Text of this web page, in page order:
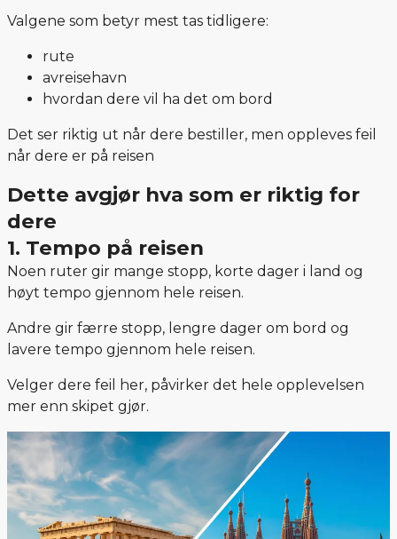
Valgene som betyr mest tas tidligere:
rute
avreisehavn
hvordan dere vil ha det om bord
Det ser riktig ut når dere bestiller, men oppleves feil
når dere er på reisen
Dette avgjør hva som er riktig for
dere
1. Tempo på reisen
Noen ruter gir mange stopp, korte dager i land og
høyt tempo gjennom hele reisen.
Andre gir færre stopp, lengre dager om bord og
lavere tempo gjennom hele reisen.
Velger dere feil her, påvirker det hele opplevelsen
mer enn skipet gjør.